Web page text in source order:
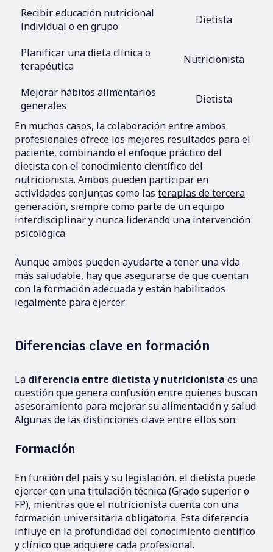
Recibir educación nutricional
individual o en grupo
Dietista
Planificar una dieta clínica o
terapéutica
Nutricionista
Mejorar hábitos alimentarios
generales
Dietista
En muchos casos, la colaboración entre ambos
profesionales ofrece los mejores resultados para el
paciente, combinando el enfoque práctico del
dietista con el conocimiento científico del
nutricionista. Ambos pueden participar en
actividades conjuntas como las terapias de tercera
generación, siempre como parte de un equipo
interdisciplinar y nunca liderando una intervención
psicológica.
Aunque ambos pueden ayudarte a tener una vida
más saludable, hay que asegurarse de que cuentan
con la formación adecuada y están habilitados
legalmente para ejercer.
Diferencias clave en formación
La diferencia entre dietista y nutricionista es una
cuestión que genera confusión entre quienes buscan
asesoramiento para mejorar su alimentación y salud.
Algunas de las distinciones clave entre ellos son:
Formación
En función del país y su legislación, el dietista puede
ejercer con una titulación técnica (Grado superior o
FP), mientras que el nutricionista cuenta con una
formación universitaria obligatoria. Esta diferencia
influye en la profundidad del conocimiento científico
y clínico que adquiere cada profesional.